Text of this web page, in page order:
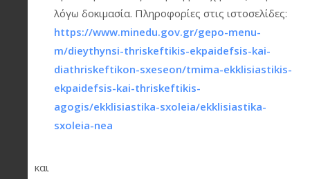
λόγω δοκιμασία. Πληροφορίες στις ιστοσελίδες:
https://www.minedu.gov.gr/gepo-menu-
m/dieythynsi-thriskeftikis-ekpaidefsis-kai-
diathriskeftikon-sxeseon/tmima-ekklisiastikis-
ekpaidefsis-kai-thriskeftikis-
agogis/ekklisiastika-sxoleia/ekklisiastika-
sxoleia-nea
και